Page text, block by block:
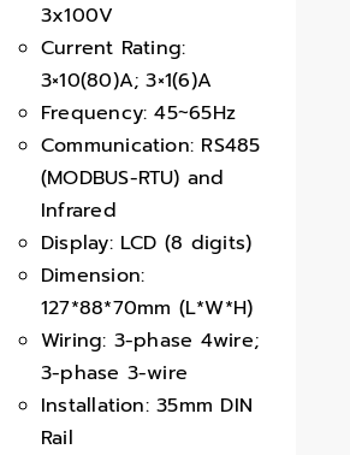
3x100V
Current Rating:
3×10(80)A; 3×1(6)A
Frequency: 45~65Hz
Communication: RS485
(MODBUS-RTU) and
Infrared
Display: LCD (8 digits)
Dimension:
127*88*70mm (L*W*H)
Wiring: 3-phase 4wire;
3-phase 3-wire
Installation: 35mm DIN
Rail